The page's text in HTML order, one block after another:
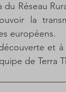
du Réseau
la
européens.
et
de Terra